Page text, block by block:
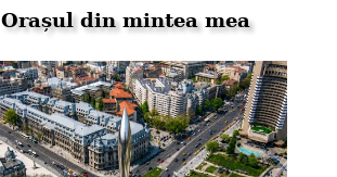
Orașul din mintea mea